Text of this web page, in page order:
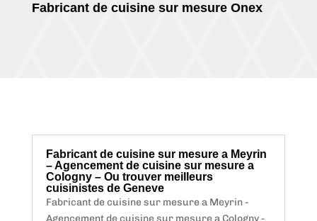
Fabricant de cuisine sur mesure Onex
Fabricant de cuisine sur mesure a Meyrin
– Agencement de cuisine sur mesure a
Cologny – Ou trouver meilleurs
cuisinistes de Geneve
Fabricant de cuisine sur mesure a Meyrin -
Agencement de cuisine sur mesure a Cologny -